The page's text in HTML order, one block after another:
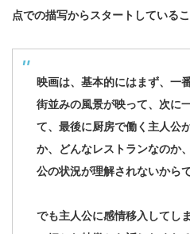
点での描写からスタートしている
映画は、基本的にはまず、一
街並みの風景が映って、次に
て、最後に厨房で働く主人公
か、どんなレストランなのか
公の状況が理解されないからで
でも主人公に感情移入してし